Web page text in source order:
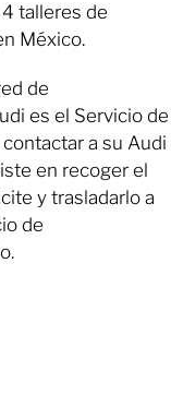
talleres de
México.
de
es el Servicio de
a su Audi
en recoger el
y trasladarlo a
de